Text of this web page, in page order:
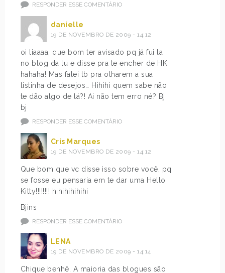
RESPONDER ESSE COMENTÁRIO
danielle
19 DE NOVEMBRO DE 2009 - 14:12
oi liaaaa, que bom ter avisado pq já fui la
no blog da lu e disse pra te encher de HK
hahaha! Mas falei tb pra olharem a sua
listinha de desejos… Hihihi quem sabe não
te dão algo de lá?! Ai não tem erro né? Bj
bj
RESPONDER ESSE COMENTÁRIO
Cris Marques
19 DE NOVEMBRO DE 2009 - 14:12
Que bom que vc disse isso sobre você, pq
se fosse eu pensaria em te dar uma Hello
Kitty!!!!!!!! hihihihihihi
Bjins
RESPONDER ESSE COMENTÁRIO
LENA
19 DE NOVEMBRO DE 2009 - 14:14
Chique benhê. A maioria das blogues são